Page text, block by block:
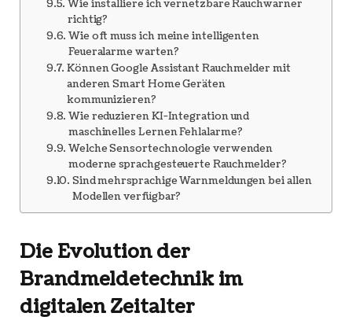
Wie installiere ich vernetzbare Rauchwarner
richtig?
Wie oft muss ich meine intelligenten
Feueralarme warten?
Können Google Assistant Rauchmelder mit
anderen Smart Home Geräten
kommunizieren?
Wie reduzieren KI-Integration und
maschinelles Lernen Fehlalarme?
Welche Sensortechnologie verwenden
moderne sprachgesteuerte Rauchmelder?
Sind mehrsprachige Warnmeldungen bei allen
Modellen verfügbar?
Die Evolution der
Brandmeldetechnik im
digitalen Zeitalter